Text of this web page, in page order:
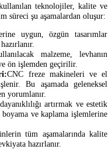
teknolojiler, kalite ve
süreci şu aşamalardan oluşur:
uygun, özgün tasarımlar
malzeme, levhanın
ön işlemden geçirilir.
CNC freze makineleri ve el
Bu aşamada geleneksel
yorumlanır.
artırmak ve estetik
ve kaplama işlemlerine
tüm aşamalarında kalite
hazırlanır.